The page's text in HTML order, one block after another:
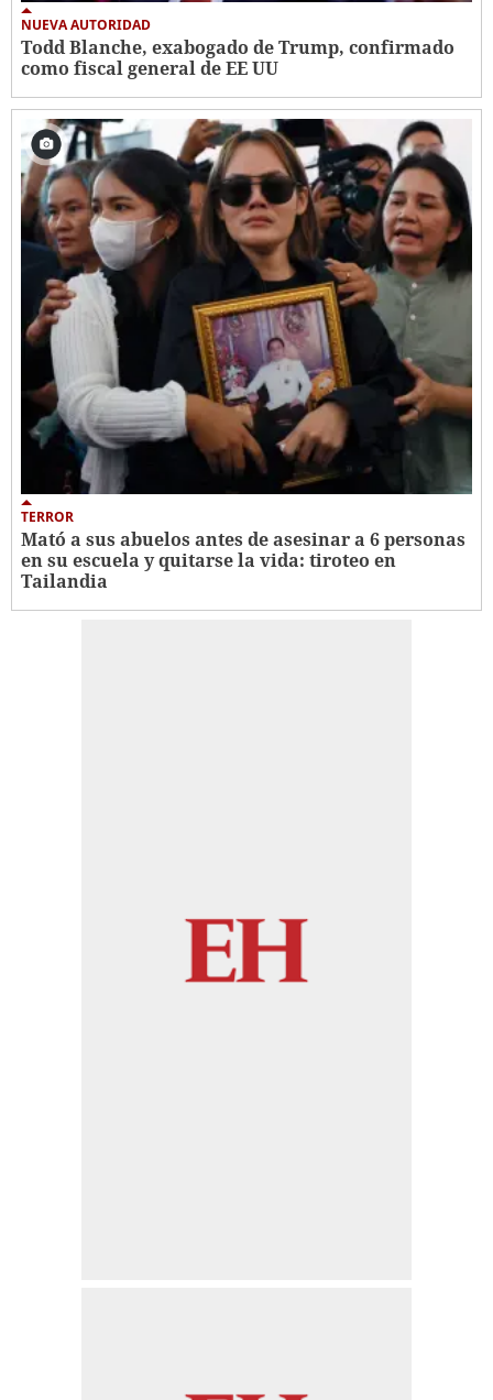
NUEVA AUTORIDAD
Todd Blanche, exabogado de Trump, confirmado
como fiscal general de EE UU
TERROR
Mató a sus abuelos antes de asesinar a 6 personas
en su escuela y quitarse la vida: tiroteo en
Tailandia